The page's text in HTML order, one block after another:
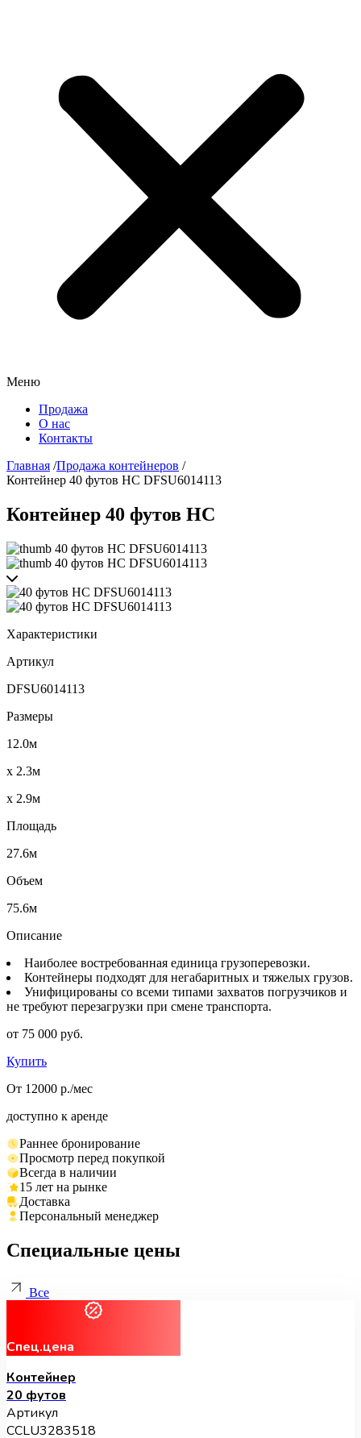
Меню
Продажа
О нас
Контакты
Главная /Продажа контейнеров /
Контейнер 40 футов HC DFSU6014113
Контейнер 40 футов HC
Характеристики
Артикул
DFSU6014113
Размеры
12.0м
x 2.3м
x 2.9м
Площадь
27.6м
Объем
75.6м
Описание
Наиболее востребованная единица грузоперевозки.
Контейнеры подходят для негабаритных и тяжелых грузов.
Унифицированы со всеми типами захватов погрузчиков и
не требуют перезагрузки при смене транспорта.
от 75 000 руб.
Купить
От 12000 р./мес
доступно к аренде
Раннее бронирование
Просмотр перед покупкой
Всегда в наличии
15 лет на рынке
Доставка
Персональный менеджер
Специальные цены
Все
Спец.цена
Контейнер
20 футов
Артикул
CCLU3283518